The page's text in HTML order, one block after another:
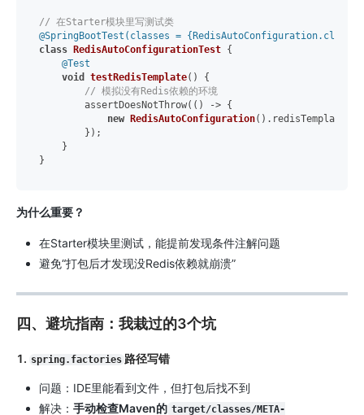
// 在Starter模块里写测试类
@SpringBootTest(classes = {RedisAutoConfiguration.class})
class RedisAutoConfigurationTest {
@Test
void
testRedisTemplate()
{
// 模拟没有Redis依赖的环境
        assertDoesNotThrow(() -> {
new RedisAutoConfiguration().redisTemplate();
        });
    }
为什么重要？
在Starter模块里测试，能提前发现条件注解问题
避免“打包后才发现没Redis依赖就崩溃”
四、避坑指南：我栽过的3个坑
1. spring.factories 路径写错
问题：IDE里能看到文件，但打包后找不到
解决： 手动检查Maven的 target/classes/META-